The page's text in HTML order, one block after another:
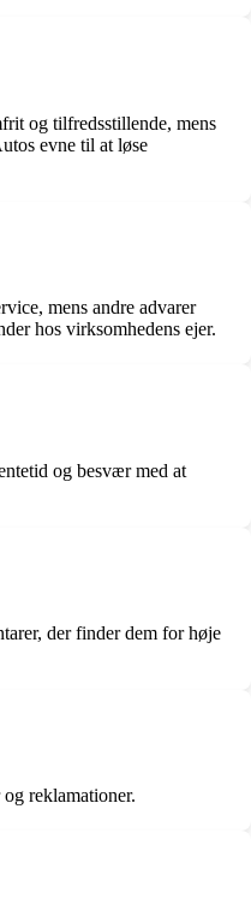
og tilfredsstillende, mens
evne til at løse
mens andre advarer
hos virksomhedens ejer.
og besvær med at
der finder dem for høje
reklamationer.